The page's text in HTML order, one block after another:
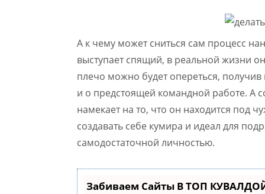
А к чему может сниться сам процесс
выступает спящий, в реальной жизни
плечо можно будет опереться,
и о предстоящей командной работе. А
намекает на то, что он находится под
создавать себе кумира и идеал для
самодостаточной личностью.
Забиваем Сайты В ТОП